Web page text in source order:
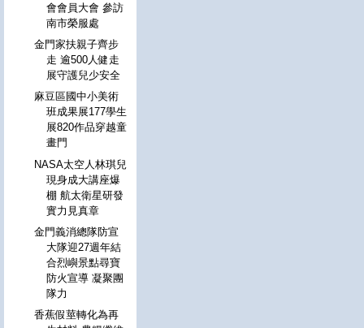
會會員大會 參訪
南市榮服處
金門家扶親子齊步
走 逾500人健走
展守護兒少安全
麻豆區國中小美術
班成果展177學生
展820作品穿越童
畫門
NASA太空人林琪兒
現身成大講座爆
棚 航太衛星研發
實力見真章
金門義消總隊防宣
大隊迎27週年結
合烈嶼景點尋寶
防火宣導 凝聚團
隊力
香蕉假莖轉化為再